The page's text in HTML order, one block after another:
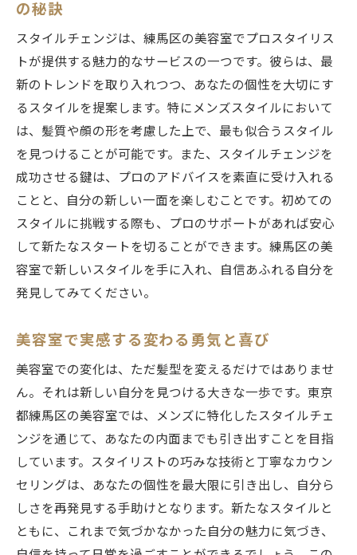
の秘訣
スタイルチェンジは、練馬区の美容室でプロスタイリス
トが提供する魅力的なサービスの一つです。彼らは、最
新のトレンドを取り入れつつ、あなたの個性を大切にす
るスタイルを提案します。特にメンズスタイルにおいて
は、髪質や顔の形を考慮した上で、最も似合うスタイル
を見つけることが可能です。また、スタイルチェンジを
成功させる鍵は、プロのアドバイスを素直に受け入れる
ことと、自分の新しい一面を楽しむことです。初めての
スタイルに挑戦する際も、プロのサポートがあれば安心
して新たなスタートを切ることができます。練馬区の美
容室で新しいスタイルを手に入れ、自信あふれる自分を
発見してみてください。
美容室で実感する変わる勇気と喜び
美容室での変化は、ただ髪型を変えるだけではありませ
ん。それは新しい自分を見つける大きな一歩です。東京
都練馬区の美容室では、メンズに特化したスタイルチェ
ンジを通じて、あなたの内面までも引き出すことを目指
しています。スタイリストの巧みな技術と丁寧なカウン
セリングは、あなたの個性を最大限に引き出し、自分ら
しさを再発見する手助けとなります。新たなスタイルと
ともに、これまで気づかなかった自分の魅力に気づき、